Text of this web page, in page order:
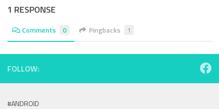
1 RESPONSE
Comments 0 Pingbacks 1
FOLLOW:
#ANDROID